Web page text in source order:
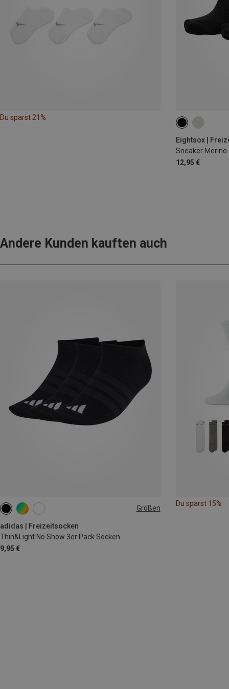
Du sparst 21%
Eightsox |
Sneaker Merino
12,95 €
35|36|37|38
45|46|47
Andere Kunden kauften auch
Größen
adidas | Freizeitsocken
Thin&Light No Show 3er Pack Socken
9,95 €
34|35|36
43|44|45
46|47|48
Du sparst 15%